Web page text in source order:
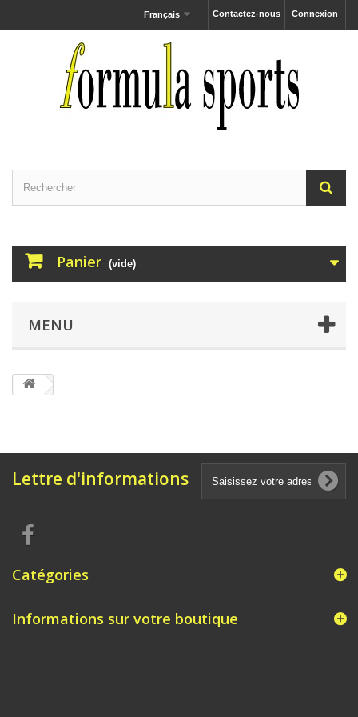
Connexion
Contactez-nous
Français
Panier (vide)
MENU
Lettre d'informations
Catégories
Informations sur votre boutique